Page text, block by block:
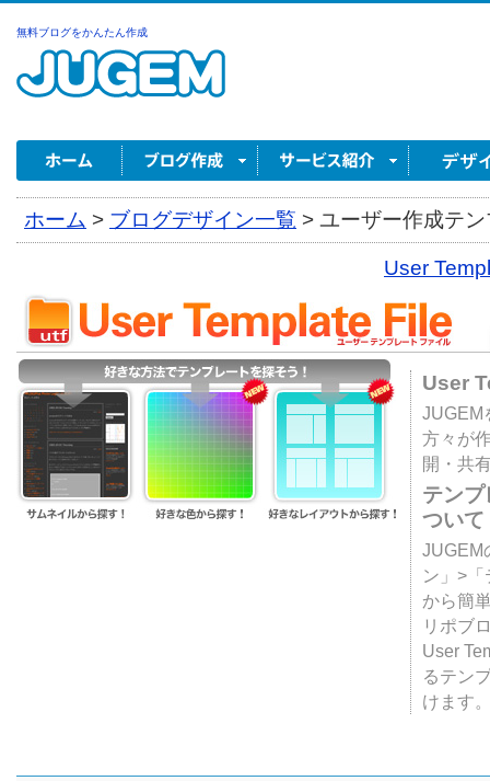
無料ブログをかんたん作成
ホーム > ブログデザイン一覧 > ユーザー作成テ
User
User
JUGEM
方々が
開・共
テン
ついて
JUGEM
ン」>
から簡
リポブ
User
るテン
けます